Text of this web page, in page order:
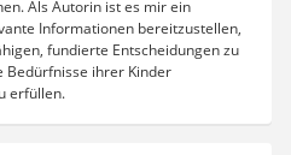
Als Autorin ist es mir ein
Informationen bereitzustellen,
fundierte Entscheidungen zu
Bedürfnisse ihrer Kinder
erfüllen.